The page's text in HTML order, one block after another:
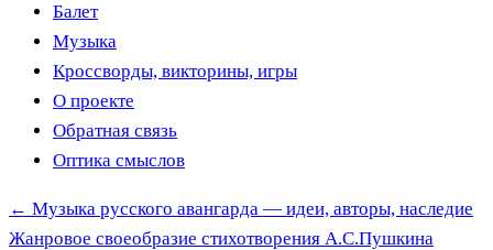
Балет
Музыка
Кроссворды, викторины, игры
О проекте
Обратная связь
Оптика смыслов
← Музыка русского авангарда — идеи, авторы, наследие
Жанровое своеобразие стихотворения А.С.Пушкина